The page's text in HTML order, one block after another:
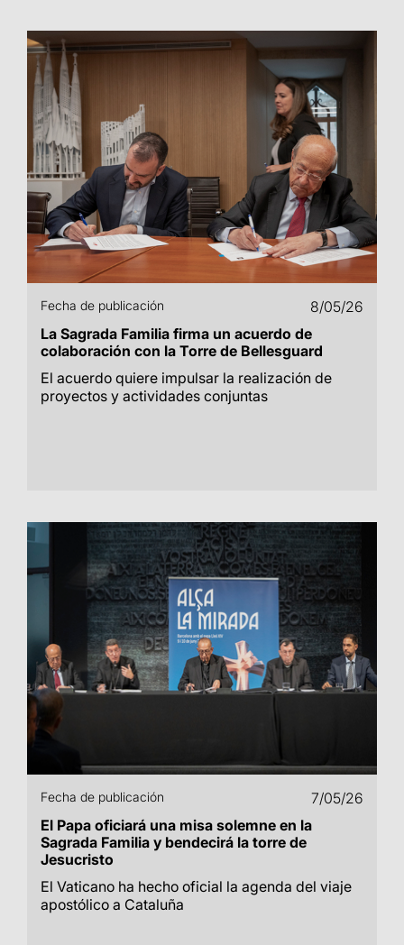
Fecha de publicación
8/05/26
La Sagrada Familia firma un acuerdo de
colaboración con la Torre de Bellesguard
El acuerdo quiere impulsar la realización de
proyectos y actividades conjuntas
Fecha de publicación
7/05/26
El Papa oficiará una misa solemne en la
Sagrada Familia y bendecirá la torre de
Jesucristo
El Vaticano ha hecho oficial la agenda del viaje
apostólico a Cataluña